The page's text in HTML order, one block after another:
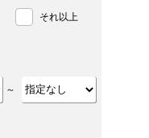
それ以上
～